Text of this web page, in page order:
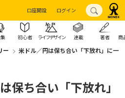
口座開設 ログイン
初心者 ライフデザイン 連載 著者 商
ー
米ドル／円は保ち合い「下放れ」に一
保ち合い「下放れ」